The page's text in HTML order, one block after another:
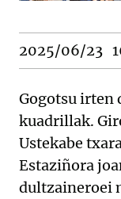
2025/06/23
Gogotsu irten
kuadrillak.
Ustekabe
Estaziñora
dultzaineroei